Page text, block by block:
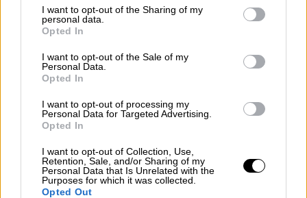
not limited to your visit or usage behaviour. You may click to
grant or deny consent to Google and its third-party tags to
use your data for below specified purposes in below Google
consent section.
I want to opt-out of the Sharing of my
personal data.
Opted In
I want to opt-out of the Sale of my
Personal Data.
Opted In
I want to opt-out of processing my
Personal Data for Targeted Advertising.
Opted In
I want to opt-out of Collection, Use,
Retention, Sale, and/or Sharing of my
Personal Data that Is Unrelated with the
Purposes for which it was collected.
Opted Out
τη δημιουργία ψευδοκράτους στην
Ουκρανία
Κόσμος|29.04.2022 21:02
Η ΕΕ εντείνει τις προετοιμασίες για
σταδιακό εμπάργκο στο ρωσικό
πετρέλαιο - Πώς θα υλοποιηθεί και τι
θα σημάνει για την τιμή του
παγκοσμίως